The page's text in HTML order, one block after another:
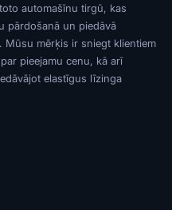
automašīnu tirgū, kas
pārdošanā un piedāvā
mērķis ir sniegt klientiem
pieejamu cenu, kā arī
elastīgus līzinga